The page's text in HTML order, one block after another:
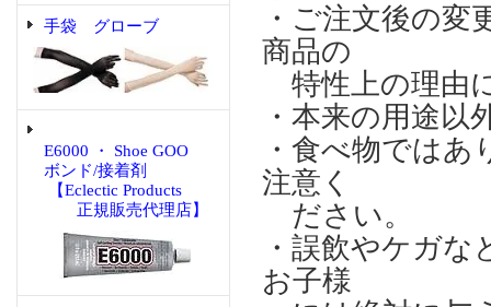
手袋 グローブ
E6000 ・ Shoe GOO
ボンド/接着剤
【Eclectic Products
正規販売代理店】
・ご注文後の
商品の
特性上の理由
・本来の用途
・食べ物では
注意く
ださい。
・誤飲やケガ
お子様